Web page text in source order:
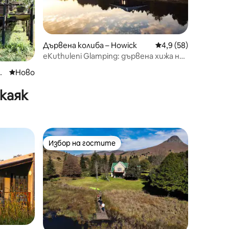
Ново място за отсядане
Ново
Дървена колиба – Howick Средна оценка:
4,9 (58)
eKuthuleni Glamping: дървена хижа над
Избор на гостите
Избор на гостите